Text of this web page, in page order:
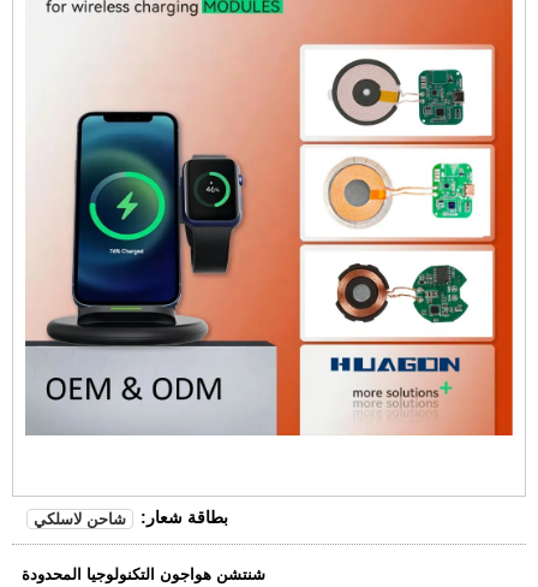
بطاقة شعار: شاحن لاسلكي
شنتشن هواجون التكنولوجيا المحدودة